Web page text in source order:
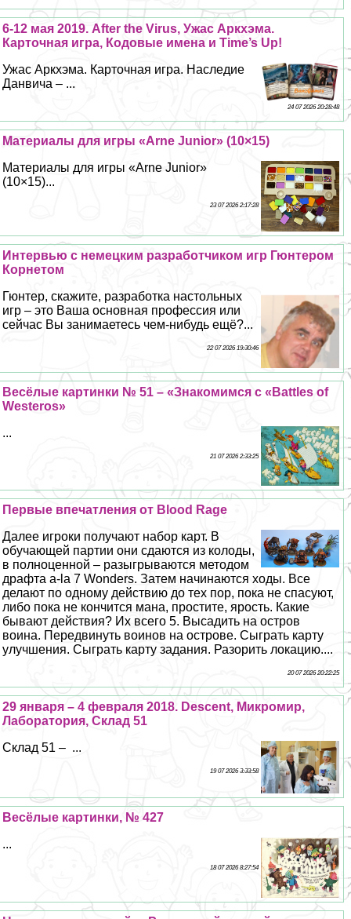
6-12 мая 2019. After the Virus, Ужас Аркхэма.
Карточная игра, Кодовые имена и Time’s Up!
Ужас Аркхэма. Карточная игра. Наследие
Данвича – ...
24 07 2026 20:28:48
Материалы для игры «Arne Junior» (10×15)
Материалы для игры «Arne Junior»
(10×15)...
23 07 2026 2:17:28
Интервью с немецким разработчиком игр Гюнтером
Корнетом
Гюнтер, скажите, разработка настольных
игр – это Ваша основная профессия или
сейчас Вы занимаетесь чем-нибудь ещё?...
22 07 2026 19:30:46
Весёлые картинки № 51 – «Знакомимся с «Battles of
Westeros»
...
21 07 2026 2:33:25
Первые впечатления от Blood Rage
Далее игроки получают набор карт. В
обучающей партии они сдаются из колоды,
в полноценной – разыгрываются методом
драфта a-la 7 Wonders. Затем начинаются ходы. Все
делают по одному действию до тех пор, пока не спасуют,
либо пока не кончится мана, простите, ярость. Какие
бывают действия? Их всего 5. Высадить на остров
воина. Передвинуть воинов на острове. Сыграть карту
улучшения. Сыграть карту задания. Разорить локацию....
20 07 2026 20:22:25
29 января – 4 февраля 2018. Descent, Микромир,
Лаборатория, Склад 51
Склад 51 – ...
19 07 2026 3:33:58
Весёлые картинки, № 427
...
18 07 2026 8:27:54